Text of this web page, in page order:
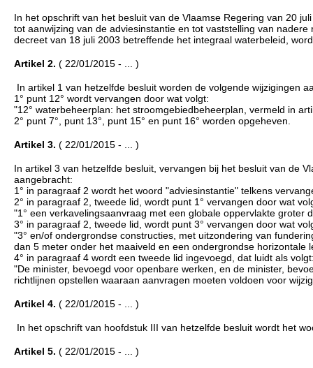
In het opschrift van het besluit van de Vlaamse Regering van 20
tot aanwijzing van de adviesinstantie en tot vaststelling van
decreet van 18 juli 2003 betreffende het integraal waterbeleid,
Artikel 2. ( 22/01/2015 - ... )
In artikel 1 van hetzelfde besluit worden de volgende wijzigingen
1° punt 12° wordt vervangen door wat volgt:
"12° waterbeheerplan: het stroomgebiedbeheerplan, vermeld in
2° punt 7°, punt 13°, punt 15° en punt 16° worden opgeheven.
Artikel 3. ( 22/01/2015 - ... )
In artikel 3 van hetzelfde besluit, vervangen bij het besluit van de
aangebracht:
1° in paragraaf 2 wordt het woord "adviesinstantie" telkens
2° in paragraaf 2, tweede lid, wordt punt 1° vervangen door wat
"1° een verkavelingsaanvraag met een globale oppervlakte
3° in paragraaf 2, tweede lid, wordt punt 3° vervangen door wat
"3° en/of ondergrondse constructies, met uitzondering van
dan 5 meter onder het maaiveld en een ondergrondse horizontale
4° in paragraaf 4 wordt een tweede lid ingevoegd, dat luidt als
"De minister, bevoegd voor openbare werken, en de minister,
richtlijnen opstellen waaraan aanvragen moeten voldoen voor
Artikel 4. ( 22/01/2015 - ... )
In het opschrift van hoofdstuk III van hetzelfde besluit wordt het
Artikel 5. ( 22/01/2015 - ... )